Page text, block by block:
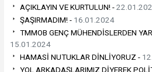
AÇIKLAYIN VE KURTULUN! -
ŞAŞIRMADIM! - 16.01.2024
TMMOB GENÇ MÜHENDİSLERDEN
15.01.2024
HAMASİ NUTUKLAR DİNLİYORUZ -
YOL ARKADAŞLARIMIZ DİYEREK